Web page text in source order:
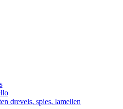
drevels, spies, lamellen